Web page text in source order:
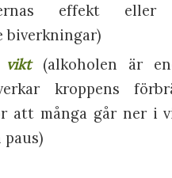
effekt eller
biverkningar)
vikt(alkoholen är
kroppens
att många går ner i
paus)